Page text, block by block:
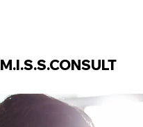
M.I.S.S.CONSULT